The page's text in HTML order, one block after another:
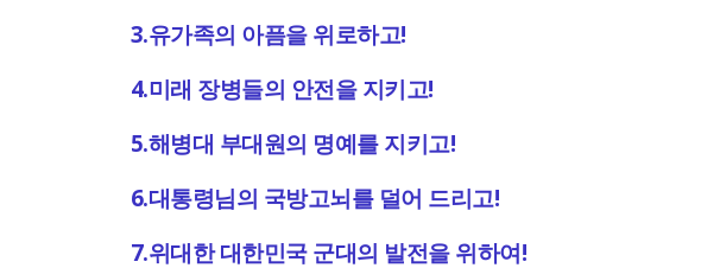
3.유가족의 아픔을 위로하고!
4.미래 장병들의 안전을 지키고!
5.해병대 부대원의 명예를 지키고!
6.대통령님의 국방고뇌를 덜어 드리고!
7.위대한 대한민국 군대의 발전을 위하여!